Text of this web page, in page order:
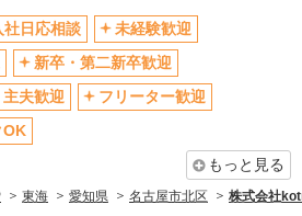
社日応相談
未経験歓迎
新卒・第二新卒歓迎
夫歓迎
フリーター歓迎
OK
もっと見る
東海 愛知県 名古屋市北区 株式会社